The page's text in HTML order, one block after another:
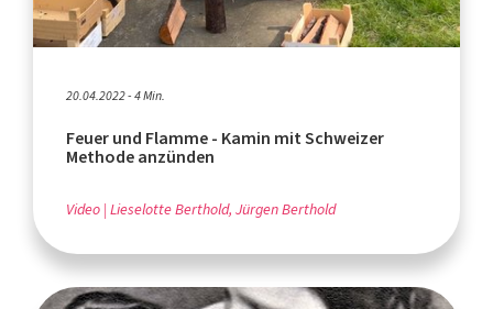
20.04.2022 - 4 Min.
Feuer und Flamme - Kamin mit Schweizer
Methode anzünden
Video Lieselotte Berthold, Jürgen Berthold